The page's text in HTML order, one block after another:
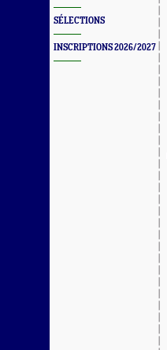
SÉLECTIONS
INSCRIPTIONS 2026/2027